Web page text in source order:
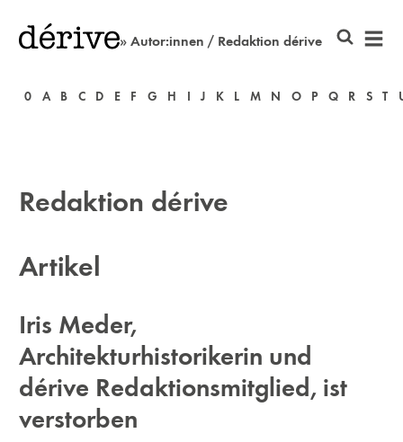
» Autor:innen / Redaktion dérive
0 A B C D E F G H I J K L M N O P Q R S T
Redaktion dérive
Artikel
Iris Meder,
Architekturhistorikerin und
dérive Redaktionsmitglied, ist
verstorben